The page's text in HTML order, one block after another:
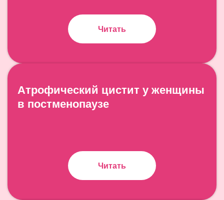
Читать
Атрофический цистит у женщины
в постменопаузе
Читать